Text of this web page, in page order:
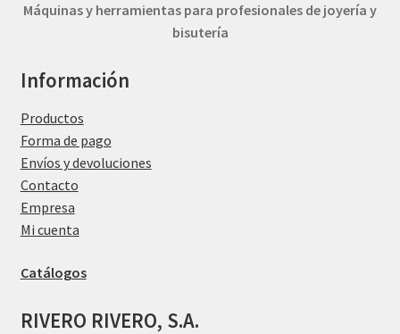
Máquinas y herramientas para profesionales de joyería y
bisutería
Información
Productos
Forma de pago
Envíos y devoluciones
Contacto
Empresa
Mi cuenta
Catálogos
RIVERO RIVERO, S.A.